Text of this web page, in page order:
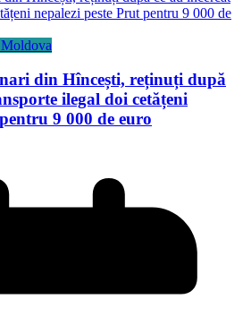
din Hîncești, reținuți după
ilegal doi cetățeni
9 000 de euro